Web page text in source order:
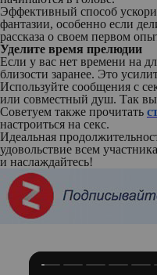
Эффективный способ
фантазии, особенно если
рассказа о своем первом
Уделите время прелюдии
Если у вас нет времени на
близости заранее. Это
Используйте сообщения с
или совместный душ. Так
Советуем также прочитать
настроиться на секс.
Идеальная
удовольствие всем
и наслаждайтесь!